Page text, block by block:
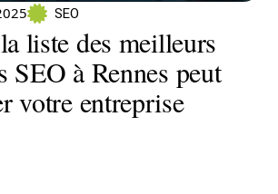
SEO
liste des meilleurs
SEO à Rennes peut
votre entreprise